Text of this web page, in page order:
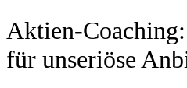
Aktien-
für unseriöse